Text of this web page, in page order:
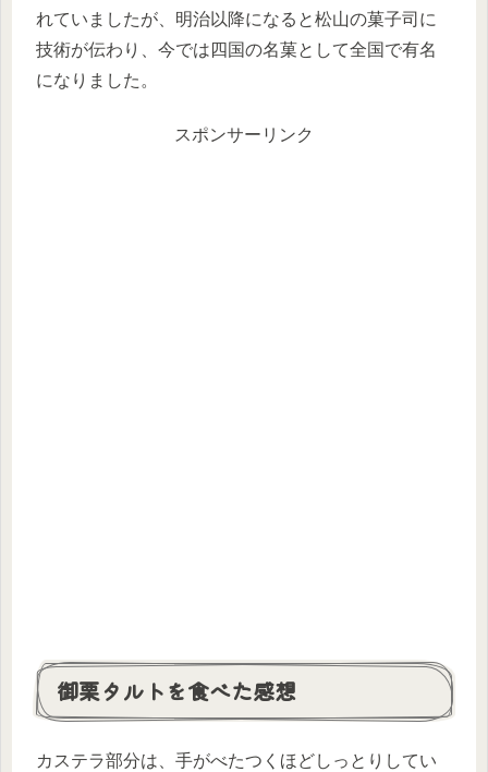
れていましたが、明治以降になると松山の菓子司に
技術が伝わり、今では四国の名菓として全国で有名
になりました。
スポンサーリンク
御栗タルトを食べた感想
カステラ部分は、手がべたつくほどしっとりしてい